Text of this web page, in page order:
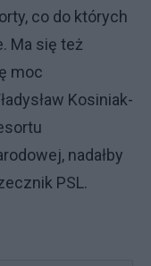
co do których
Ma się też
moc
Kosiniak-
nadałby
PSL.